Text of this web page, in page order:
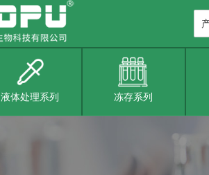
液体处理系列 冻存系列